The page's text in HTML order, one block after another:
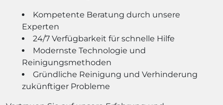
Kompetente Beratung durch unsere
Experten
24/7 Verfügbarkeit für schnelle Hilfe
Modernste Technologie und
Reinigungsmethoden
Gründliche Reinigung und Verhinderung
zukünftiger Probleme